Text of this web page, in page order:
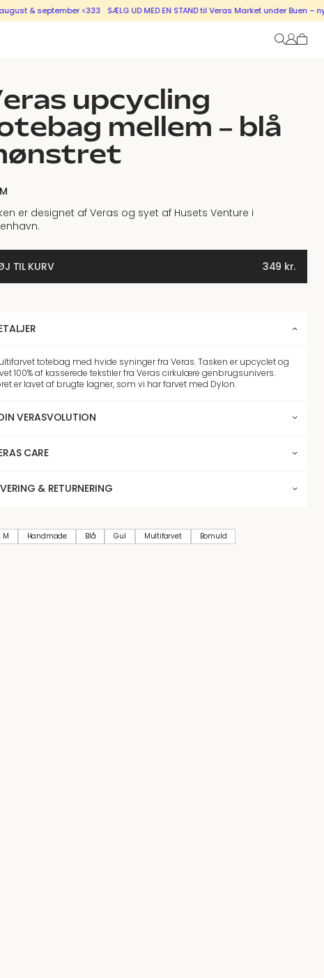
september <333 SÆLG UD MED EN STAND til Veras Market under Buen – nye
upcycling
mellem – blå
er designet af Veras og syet af Husets Venture i
TIL KURV 349 kr.
totebag med hvide syninger fra Veras. Tasken er upcyclet og
100% af kasserede tekstiler fra Veras cirkulære genbrugsunivers.
er lavet af brugte lagner, som vi har farvet med Dylon.
VERASVOLUTION
CARE
& RETURNERING
M Handmade Blå Gul Multifarvet Bomuld